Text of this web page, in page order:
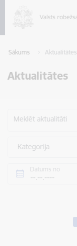
Sākums Aktualitātes
Aktualitātes
Meklēt aktualitāti
Kategorija
Datums no